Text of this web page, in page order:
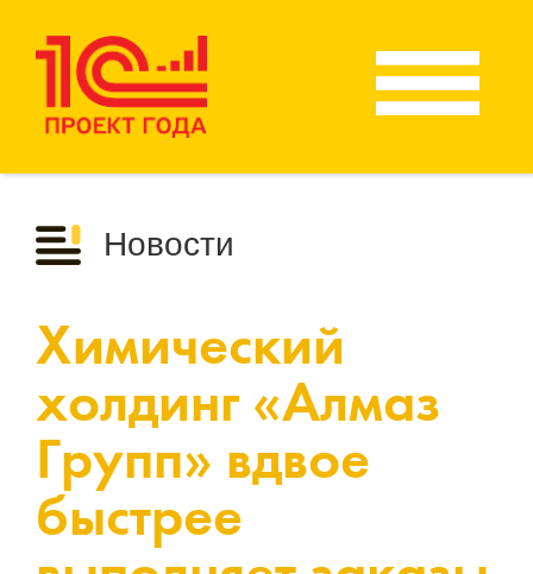
Новости
Химический
холдинг «Алмаз
Групп» вдвое
быстрее